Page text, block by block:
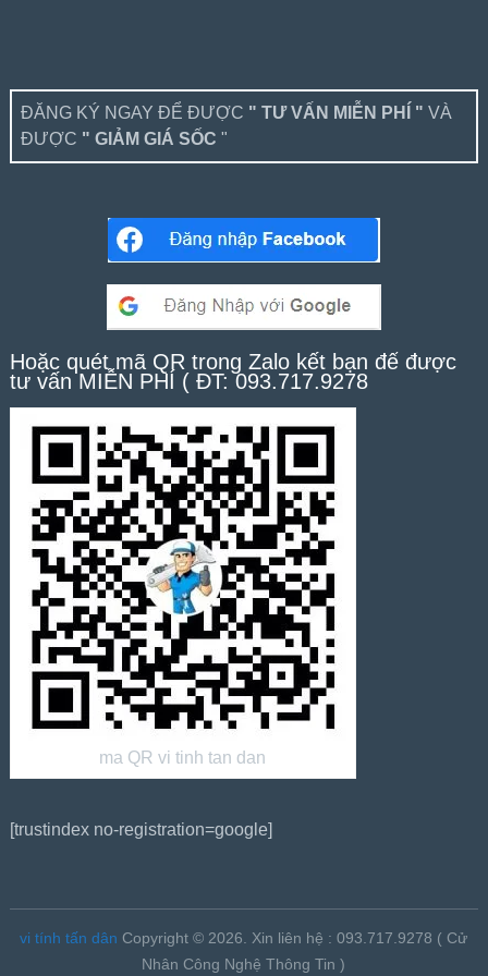
ĐĂNG KÝ NGAY ĐỂ ĐƯỢC " TƯ VẤN MIỄN PHÍ " VÀ
ĐƯỢC " GIẢM GIÁ SỐC "
Hoặc quét mã QR trong Zalo kết bạn để được
tư vấn MIỄN PHÍ ( ĐT: 093.717.9278
ma QR vi tinh tan dan
[trustindex no-registration=google]
vi tính tấn dân Copyright © 2026.
Xin liên hệ : 093.717.9278 ( Cử
Nhân Công Nghệ Thông Tin )